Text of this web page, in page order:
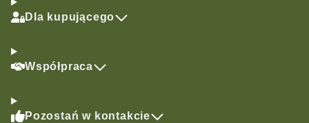
Dla kupującego
Współpraca
Pozostań w kontakcie